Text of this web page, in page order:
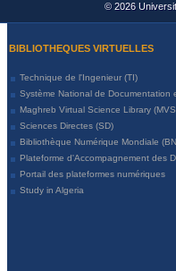
© 2026
BIBLIOTHEQUES VIRTUELLES
Technique de l'Ingenieur (TI)
Système National de Documentation
Maghreb Virtual Science Library
Sciences Directes (SD)
Bibliothèque Numérique Mondiale
Plateforme d'Accompagnement des
Portail des plateformes numériques
Study in Algeria